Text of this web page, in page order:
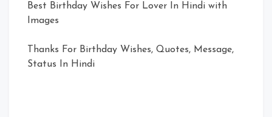
Best Birthday Wishes For Lover In Hindi with
Images
Thanks For Birthday Wishes, Quotes, Message,
Status In Hindi